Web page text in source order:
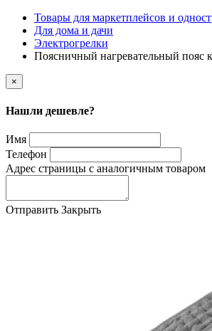
Товары для маркетплейсов и
Для дома и дачи
Электрогрелки
Поясничный нагревательный пояс
×
Нашли дешевле?
Имя
Телефон
Адрес страницы с аналогичным товаром
Отправить Закрыть